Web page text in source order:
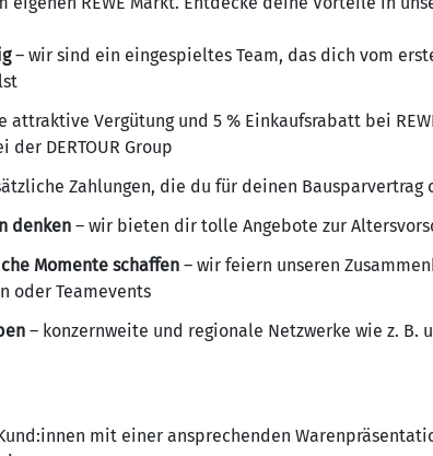
– wir sind ein eingespieltes Team, das dich vom
attraktive Vergütung und 5 % Einkaufsrabatt bei
DERTOUR Group
Zahlungen, die du für deinen
denken – wir bieten dir tolle Angebote zur
Momente schaffen – wir feiern unseren
oder Teamevents
– konzernweite und regionale Netzwerke wie z. B.
mit einer ansprechenden